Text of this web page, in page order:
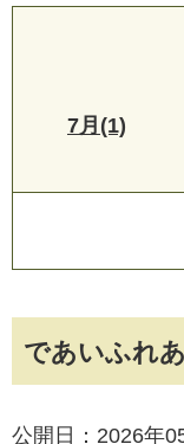
であいふれ
公開日：2026年
7月(1)